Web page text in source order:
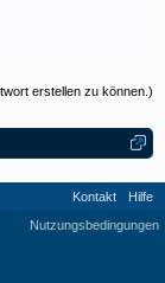
erstellen zu können.)
Kontakt
Hilfe
Nutzungsbedingungen